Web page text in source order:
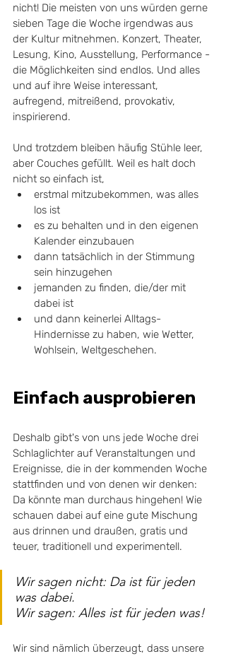
nicht! Die meisten von uns würden gerne
sieben Tage die Woche irgendwas aus
der Kultur mitnehmen. Konzert, Theater,
Lesung, Kino, Ausstellung, Performance -
die Möglichkeiten sind endlos. Und alles
und auf ihre Weise interessant,
aufregend, mitreißend, provokativ,
inspirierend.
Und trotzdem bleiben häufig Stühle leer,
aber Couches gefüllt. Weil es halt doch
nicht so einfach ist,
erstmal mitzubekommen, was alles
los ist
es zu behalten und in den eigenen
Kalender einzubauen
dann tatsächlich in der Stimmung
sein hinzugehen
jemanden zu finden, die/der mit
dabei ist
und dann keinerlei Alltags-
Hindernisse zu haben, wie Wetter,
Wohlsein, Weltgeschehen.
Einfach ausprobieren
Deshalb gibt's von uns jede Woche drei
Schlaglichter auf Veranstaltungen und
Ereignisse, die in der kommenden Woche
stattfinden und von denen wir denken:
Da könnte man durchaus hingehen! Wie
schauen dabei auf eine gute Mischung
aus drinnen und draußen, gratis und
teuer, traditionell und experimentell.
Wir sagen nicht: Da ist für jeden
was dabei.
Wir sagen: Alles ist für jeden was!
Wir sind nämlich überzeugt, dass unsere